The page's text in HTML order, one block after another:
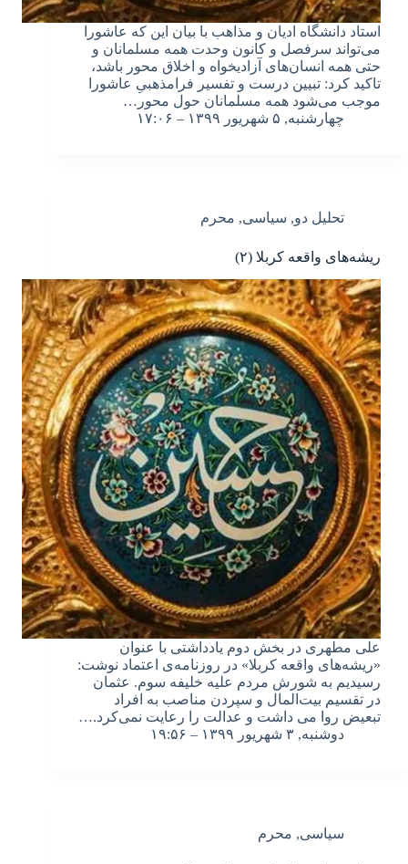
استاد دانشگاه ادیان و مذاهب با بیان این که عاشورا
می‌تواند سرفصل و کانون وحدت همه مسلمانان و
حتی همه انسان‌های آزادیخواه و اخلاق محور باشد،
تاکید کرد: تبیین درست و تفسیر فرامذهبیِ عاشورا
موجب می‌شود همه مسلمانان حول محور…
چهارشنبه, ۵ شهریور ۱۳۹۹ – ۱۷:۰۶
تحلیل دو, سیاسی, محرم
ریشه‌های واقعه کربلا (۲)
علی مطهری در بخش دوم یادداشتی با عنوان
«ریشه‌های واقعه کربلا» در روزنامه‌ی اعتماد نوشت:
رسیدیم به شورش مردم علیه خلیفه سوم. عثمان
در تقسیم بیت‌المال و سپردن مناصب به افراد
تبعیض روا می داشت و عدالت را رعایت نمی‌کرد.…
دوشنبه, ۳ شهریور ۱۳۹۹ – ۱۹:۵۶
سیاسی, محرم